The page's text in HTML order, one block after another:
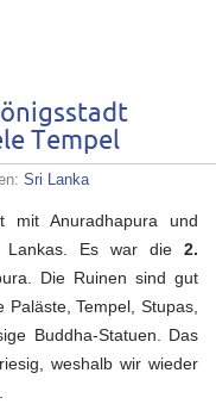
Tempel
Sri Lanka
mit Anuradhapura und
Lankas. Es war die 2.
Die Ruinen sind gut
Tempel, Stupas,
Buddha-Statuen. Das
weshalb wir wieder